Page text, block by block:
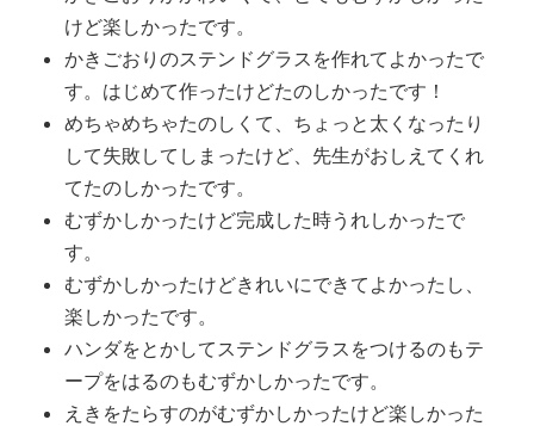
けど楽しかったです。
かきごおりのステンドグラスを作れてよかったで
す。はじめて作ったけどたのしかったです！
めちゃめちゃたのしくて、ちょっと太くなったり
して失敗してしまったけど、先生がおしえてくれ
てたのしかったです。
むずかしかったけど完成した時うれしかったで
す。
むずかしかったけどきれいにできてよかったし、
楽しかったです。
ハンダをとかしてステンドグラスをつけるのもテ
ープをはるのもむずかしかったです。
えきをたらすのがむずかしかったけど楽しかった